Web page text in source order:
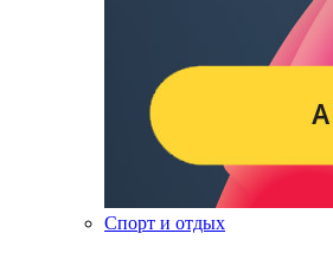
Спорт и отдых